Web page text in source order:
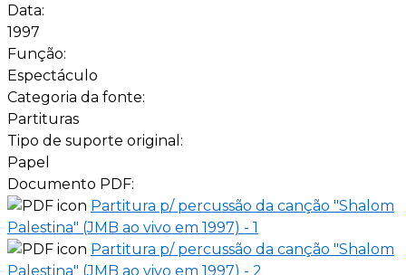
Data:
1997
Função:
Espectáculo
Categoria da fonte:
Partituras
Tipo de suporte original:
Papel
Documento PDF:
Partitura p/ percussão da canção "Shalom
Palestina" (JMB ao vivo em 1997) - 1
Partitura p/ percussão da canção "Shalom
Palestina" (JMB ao vivo em 1997) - 2